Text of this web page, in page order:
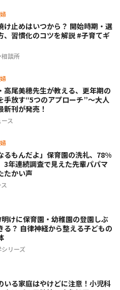
け止めはいつから？ 開始時期・選
、習慣化のコツを解説 #子育てギ
相談所
高尾美穂先生が教える、更年期の
手放す“5つのアプローチ”〜大人
新刊が発売！
ス
るもんだよ」保育園の洗礼、78%
3年連続調査で見えた先輩パパマ
たかい声
けに保育園・幼稚園の登園しぶ
る？ 自律神経から整える子どもの
リーズ
いる家庭はやけどに注意！小児科